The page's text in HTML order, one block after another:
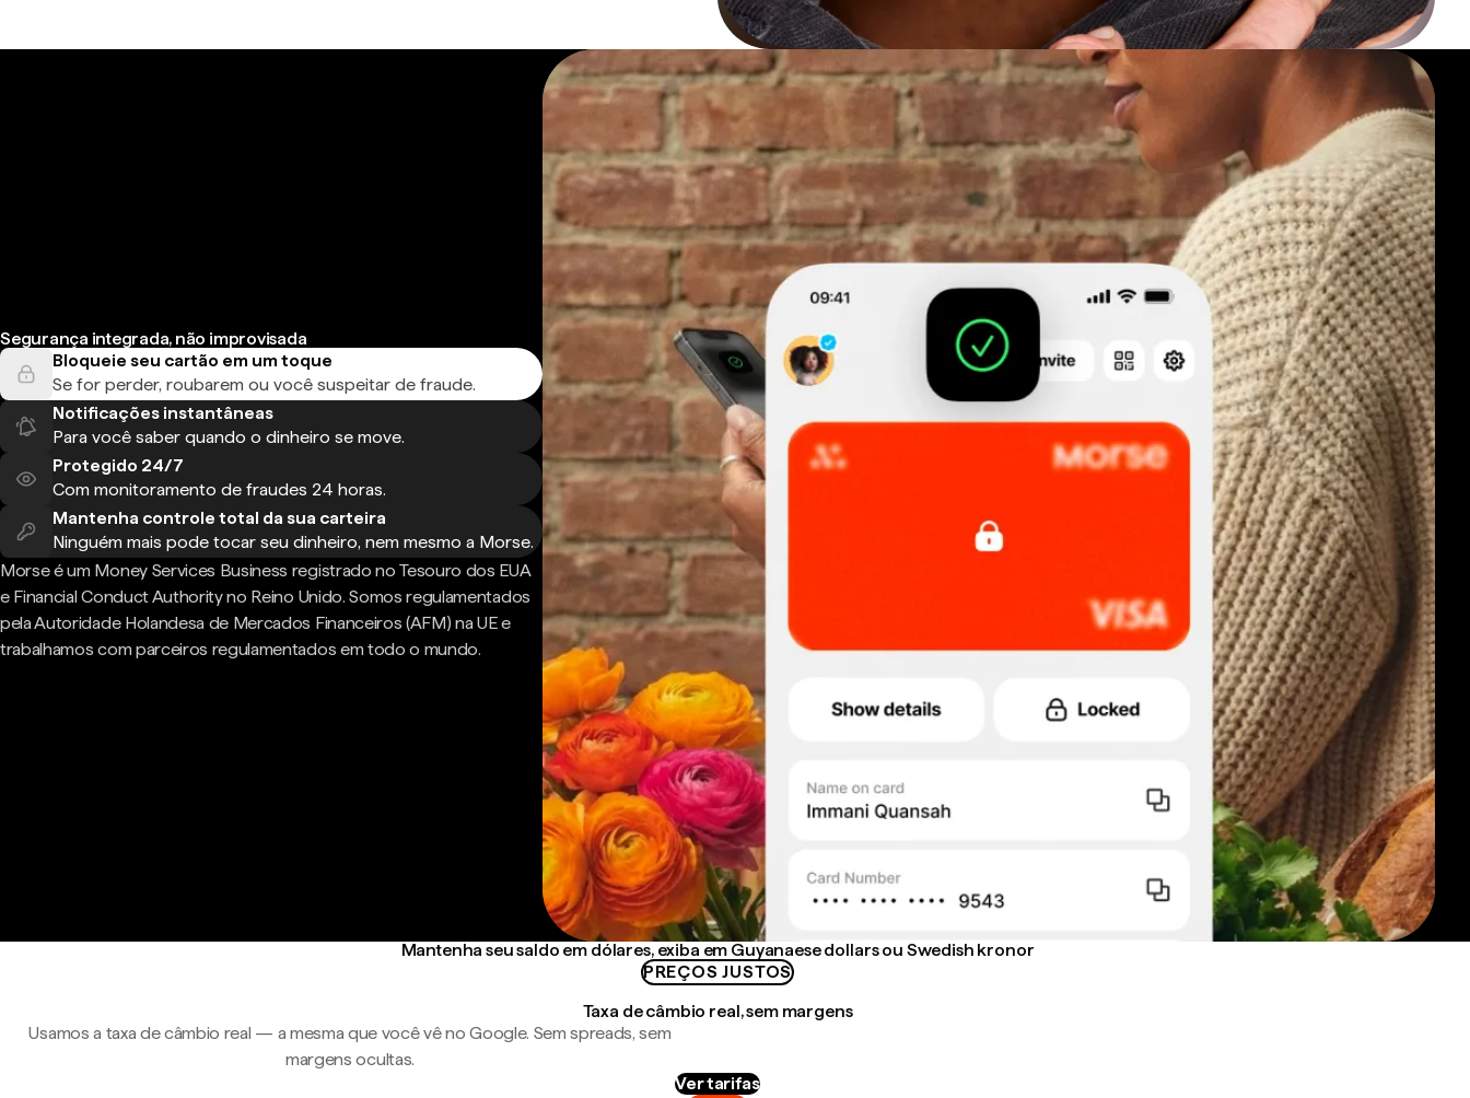
Segurança integrada, não improvisada
Bloqueie seu cartão em um toque
Se for perder, roubarem ou você suspeitar de fraude.
Notificações instantâneas
Para você saber quando o dinheiro se move.
Protegido 24/7
Com monitoramento de fraudes 24 horas.
Mantenha controle total da sua carteira
Ninguém mais pode tocar seu dinheiro, nem mesmo a Morse.
Morse é um Money Services Business registrado no Tesouro dos EUA
e Financial Conduct Authority no Reino Unido. Somos regulamentados
pela Autoridade Holandesa de Mercados Financeiros (AFM) na UE e
trabalhamos com parceiros regulamentados em todo o mundo.
Mantenha seu saldo em dólares, exiba em Guyanaese dollars ou Swedish kronor
PREÇOS JUSTOS
Taxa de câmbio real, sem margens
Usamos a taxa de câmbio real — a mesma que você vê no Google. Sem spreads, sem
margens ocultas.
Ver tarifas